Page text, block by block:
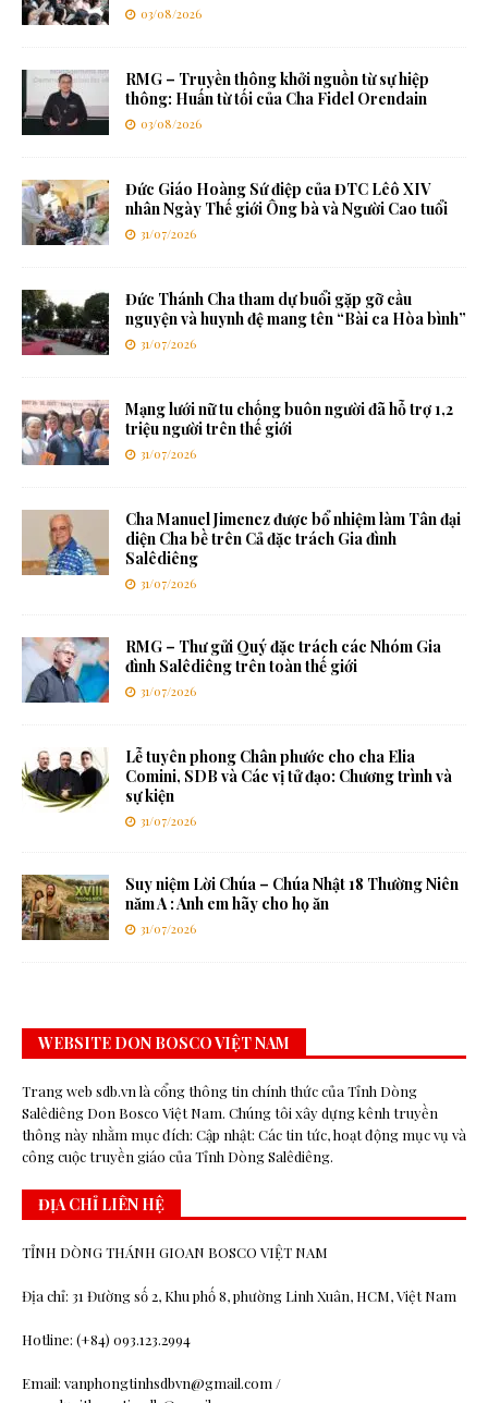
03/08/2026
RMG – Truyền thông khởi nguồn từ sự hiệp
thông: Huấn từ tối của Cha Fidel Orendain
03/08/2026
Đức Giáo Hoàng Sứ điệp của ĐTC Lêô XIV
nhân Ngày Thế giới Ông bà và Người Cao tuổi
31/07/2026
Đức Thánh Cha tham dự buổi gặp gỡ cầu
nguyện và huynh đệ mang tên “Bài ca Hòa bình”
31/07/2026
Mạng lưới nữ tu chống buôn người đã hỗ trợ 1,2
triệu người trên thế giới
31/07/2026
Cha Manuel Jimenez được bổ nhiệm làm Tân đại
diện Cha bề trên Cả đặc trách Gia đình
Salêdiêng
31/07/2026
RMG – Thư gửi Quý đặc trách các Nhóm Gia
đình Salêdiêng trên toàn thế giới
31/07/2026
Lễ tuyên phong Chân phước cho cha Elia
Comini, SDB và Các vị tử đạo: Chương trình và
sự kiện
31/07/2026
Suy niệm Lời Chúa – Chúa Nhật 18 Thường Niên
năm A : Anh em hãy cho họ ăn
31/07/2026
WEBSITE DON BOSCO VIỆT NAM
Trang web sdb.vn là cổng thông tin chính thức của Tỉnh Dòng
Salêdiêng Don Bosco Việt Nam. Chúng tôi xây dựng kênh truyền
thông này nhằm mục đích: Cập nhật: Các tin tức, hoạt động mục vụ và
công cuộc truyền giáo của Tỉnh Dòng Salêdiêng.
ĐỊA CHỈ LIÊN HỆ
TỈNH DÒNG THÁNH GIOAN BOSCO VIỆT NAM
Địa chỉ: 31 Đường số 2, Khu phố 8, phường Linh Xuân, HCM, Việt Nam
Hotline: (+84) 093.123.2994
Email: vanphongtinhsdbvn@gmail.com /